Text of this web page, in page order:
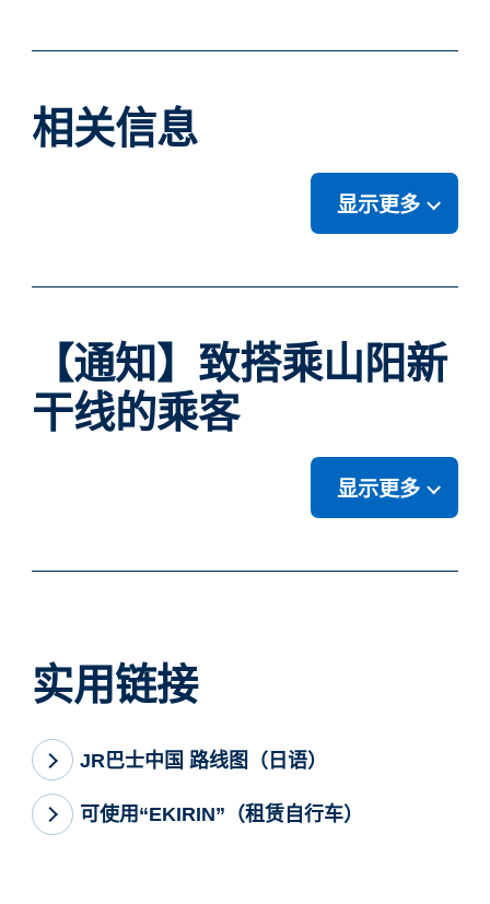
相关信息
显示更多
【通知】致搭乘山阳新
干线的乘客
显示更多
实用链接
JR巴士中国 路线图（日语）
可使用“EKIRIN”（租赁自行车）